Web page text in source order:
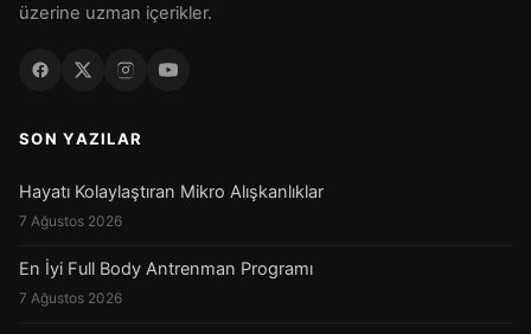
üzerine uzman içerikler.
SON YAZILAR
Hayatı Kolaylaştıran Mikro Alışkanlıklar
7 Ağustos 2026
En İyi Full Body Antrenman Programı
7 Ağustos 2026